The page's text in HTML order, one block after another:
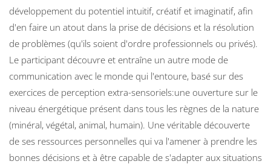
développement du potentiel intuitif, créatif et imaginatif, afin
d'en faire un atout dans la prise de décisions et la résolution
de problèmes (qu'ils soient d'ordre professionnels ou privés).
Le participant découvre et entraîne un autre mode de
communication avec le monde qui l'entoure, basé sur des
exercices de perception extra-sensoriels:une ouverture sur le
niveau énergétique présent dans tous les règnes de la nature
(minéral, végétal, animal, humain). Une véritable découverte
de ses ressources personnelles qui va l'amener à prendre les
bonnes décisions et à être capable de s'adapter aux situations